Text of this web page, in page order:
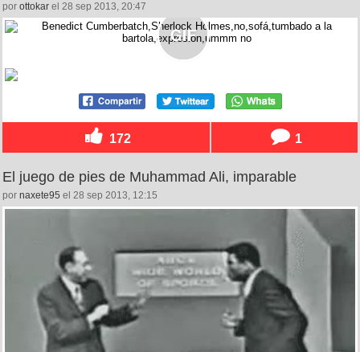
por ottokar el 28 sep 2013, 20:47
172 1
El juego de pies de Muhammad Ali, imparable
por naxete95 el 28 sep 2013, 12:15